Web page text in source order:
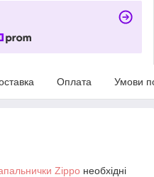
Оплата Умови
Zippo необхідні